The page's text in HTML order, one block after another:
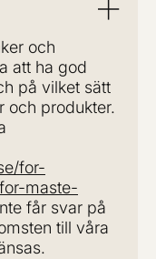
och
att ha god
på vilket sätt
och produkter.
for-
maste-
får svar på
till våra